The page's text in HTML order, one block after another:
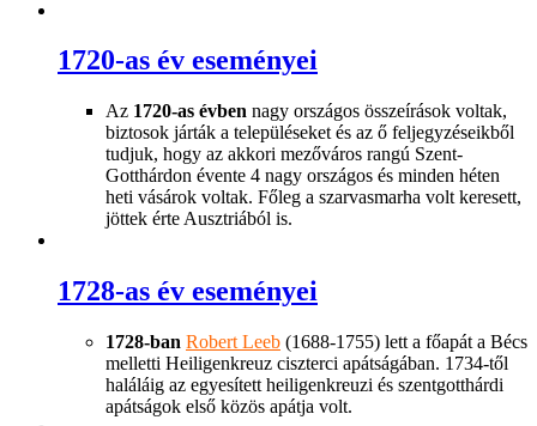
1720-as év eseményei
Az 1720-as évben nagy országos összeírások voltak,
biztosok járták a településeket és az ő feljegyzéseikből
tudjuk, hogy az akkori mezőváros rangú Szent-
Gotthárdon évente 4 nagy országos és minden héten
heti vásárok voltak. Főleg a szarvasmarha volt keresett,
jöttek érte Ausztriából is.
1728-as év eseményei
1728-ban Robert Leeb (1688-1755) lett a főapát a Bécs
melletti Heiligenkreuz ciszterci apátságában. 1734-től
haláláig az egyesített heiligenkreuzi és szentgotthárdi
apátságok első közös apátja volt.